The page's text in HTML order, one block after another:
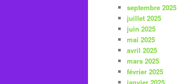
septembre 2025
juillet 2025
juin 2025
mai 2025
avril 2025
mars 2025
février 2025